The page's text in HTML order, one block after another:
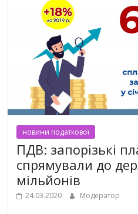
новини податкової
ПДВ: запорізькі
спрямували до
мільйонів
24.03.2020 Модератор